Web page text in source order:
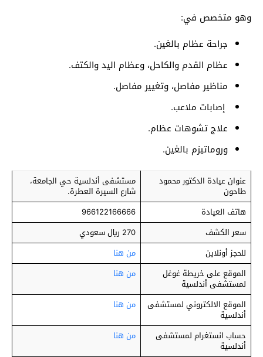
وهو متخصص في:
جراحة عظام بالغين.
عظام القدم والكاحل، وعظام اليد والكتف.
مناظير مفاصل، وتغيير مفاصل.
إصابات ملاعب.
علاج تشوهات عظام.
وروماتيزم بالغين.
عنوان عيادة الدكتور محمود
طاحون
مستشفى أندلسية حي الجامعة،
شارع السيرة العطرة.
هاتف العيادة
966122166666
سعر الكشف
270 ريال سعودي
للحجز أونلاين
من هنا
الموقع على خريطة غوغل
لمستشفى أندلسية
من هنا
الموقع الالكتروني لمستشفى
أندلسية
من هنا
حساب انستغرام لمستشفى
أندلسية
من هنا